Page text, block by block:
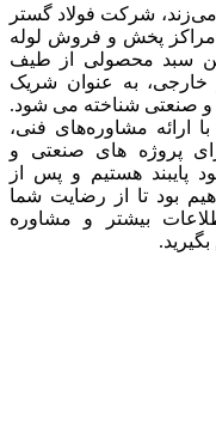
شرکت فولاد گستر
مراکز پخش و فروش لوله
سبد محصولی از طیف
به عنوان شریک
و صنعتی شناخته می شود.
ارائه مشاوره‌های فنی،
پروژه های صنعتی و
پایبند هستیم و پس از
بود تا از رضایت شما
بیشتر و مشاوره